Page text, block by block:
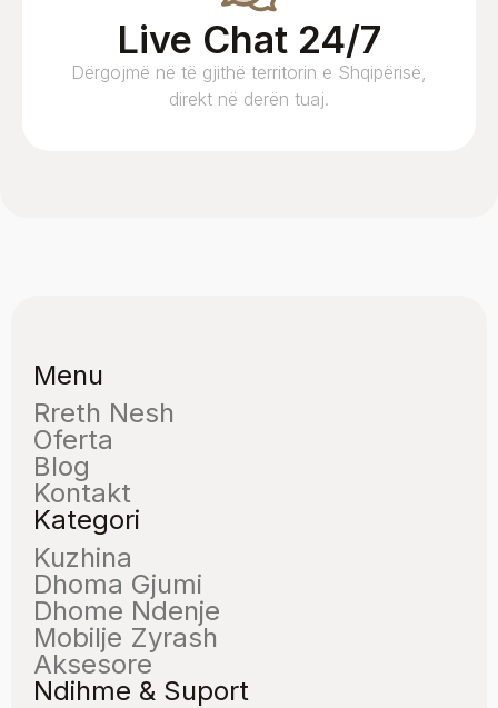
Live Chat 24/7
Dërgojmë në të gjithë territorin e Shqipërisë,
direkt në derën tuaj.
Menu
Rreth Nesh
Oferta
Blog
Kontakt
Kategori
Kuzhina
Dhoma Gjumi
Dhome Ndenje
Mobilje Zyrash
Aksesore
Ndihme & Suport